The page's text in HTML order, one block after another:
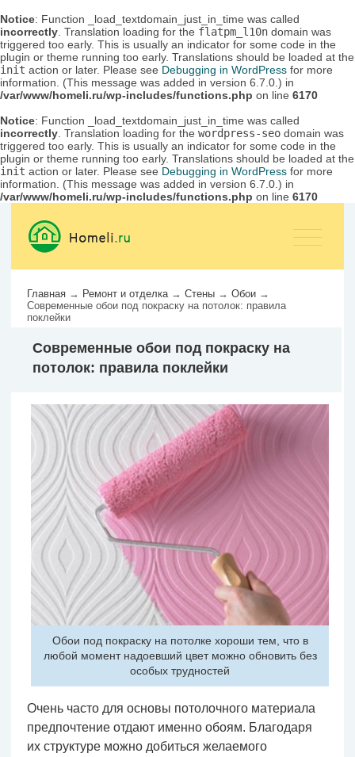
Notice: Function _load_textdomain_just_in_time was called
incorrectly . Translation loading for the flatpm_l10n domain was
triggered too early. This is usually an indicator for some code in the
plugin or theme running too early. Translations should be loaded at the
init action or later. Please see Debugging in WordPress for more
information. (This message was added in version 6.7.0.) in
/var/www/homeli.ru/wp-includes/functions.php on line 6170
Notice: Function _load_textdomain_just_in_time was called
incorrectly . Translation loading for the wordpress-seo domain was
triggered too early. This is usually an indicator for some code in the
plugin or theme running too early. Translations should be loaded at the
init action or later. Please see Debugging in WordPress for more
information. (This message was added in version 6.7.0.) in
/var/www/homeli.ru/wp-includes/functions.php on line 6170
Главная → Ремонт и отделка → Стены → Обои →
Современные обои под покраску на потолок: правила
поклейки
Современные обои под покраску на
потолок: правила поклейки
Обои под покраску на потолке хороши тем, что в
любой момент надоевший цвет можно обновить без
особых трудностей
Очень часто для основы потолочного материала
предпочтение отдают именно обоям. Благодаря
их структуре можно добиться желаемого